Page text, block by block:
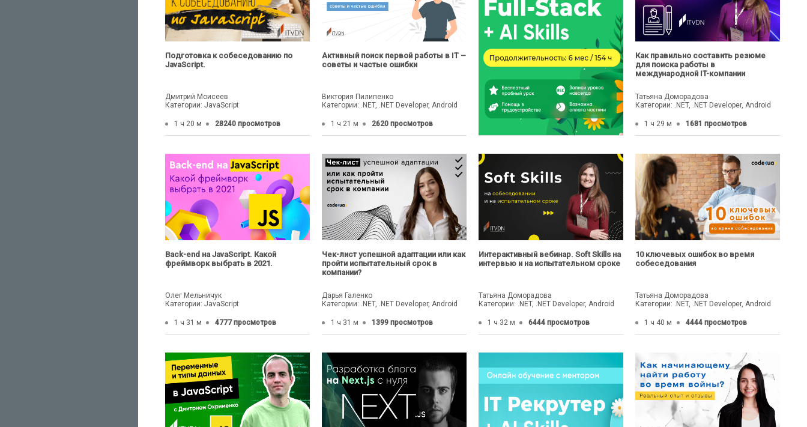
Подготовка к собеседованию по
JavaScript.
Дмитрий Моисеев
Категории: JavaScript
1 ч 20 м 28240 просмотров
Активный поиск первой работы в IT –
советы и частые ошибки
Виктория Пилипенко
Категории: .NET, .NET Developer, Android
1 ч 21 м 2620 просмотров
Как правильно составить резюме
для поиска работы в
международной IT-компании
Татьяна Доморадова
Категории: .NET, .NET Developer, Android
1 ч 29 м 1681 просмотров
Back-end на JavaScript. Какой
фреймворк выбрать в 2021.
Олег Мельничук
Категории: JavaScript
1 ч 31 м 4777 просмотров
Чек-лист успешной адаптации или как
пройти испытательный срок в
компании?
Дарья Галенко
Категории: .NET, .NET Developer, Android
1 ч 31 м 1399 просмотров
Интерактивный вебинар. Soft Skills на
интервью и на испытательном сроке
Татьяна Доморадова
Категории: .NET, .NET Developer, Android
1 ч 32 м 6444 просмотров
10 ключевых ошибок во время
собеседования
Татьяна Доморадова
Категории: .NET, .NET Developer, Android
1 ч 40 м 4444 просмотров